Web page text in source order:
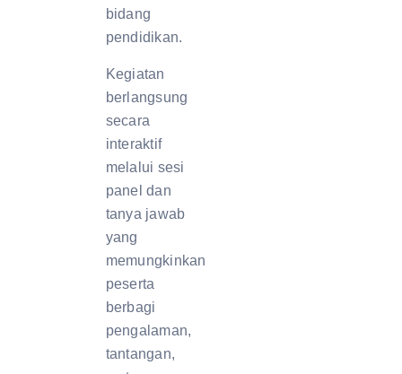
bidang
pendidikan.
Kegiatan
berlangsung
secara
interaktif
melalui sesi
panel dan
tanya jawab
yang
memungkinkan
peserta
berbagi
pengalaman,
tantangan,